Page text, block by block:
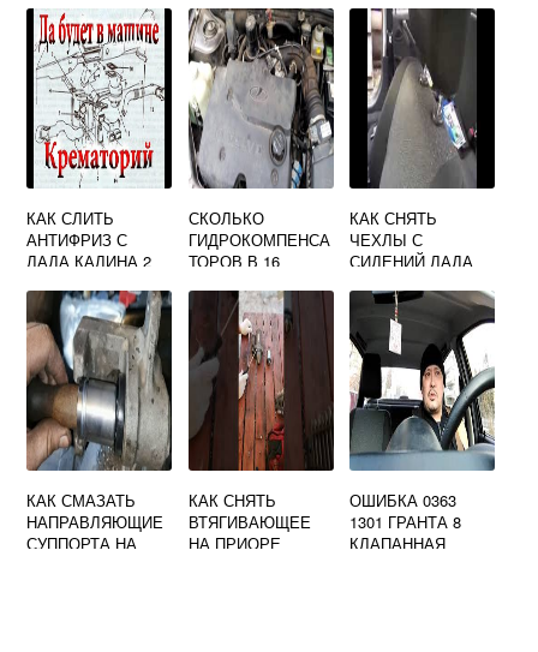
КАК СЛИТЬ
АНТИФРИЗ С
ЛАДА КАЛИНА 2
СКОЛЬКО
ГИДРОКОМПЕНСА
ТОРОВ В 16
ДВИГАТЕЛЕ
ПРИОРЫ
КАК СНЯТЬ
ЧЕХЛЫ С
СИДЕНИЙ ЛАДА
КАК СМАЗАТЬ
НАПРАВЛЯЮЩИЕ
СУППОРТА НА
КАК СНЯТЬ
ВТЯГИВАЮЩЕЕ
НА ПРИОРЕ
ОШИБКА 0363
1301 ГРАНТА 8
КЛАПАННАЯ